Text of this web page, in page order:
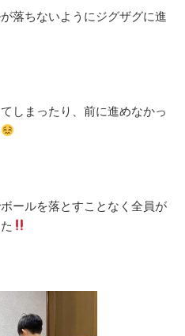
落ちないようにジグザグに進
しまったり、前に進めなかっ
ールを落とすことなく全員が